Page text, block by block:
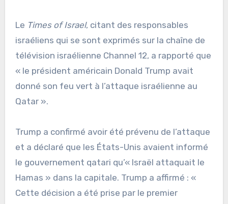
Le Times of Israel, citant des responsables
israéliens qui se sont exprimés sur la chaîne de
télévision israélienne Channel 12, a rapporté que
« le président américain Donald Trump avait
donné son feu vert à l’attaque israélienne au
Qatar ».
Trump a confirmé avoir été prévenu de l’attaque
et a déclaré que les États-Unis avaient informé
le gouvernement qatari qu’« Israël attaquait le
Hamas » dans la capitale. Trump a affirmé : «
Cette décision a été prise par le premier